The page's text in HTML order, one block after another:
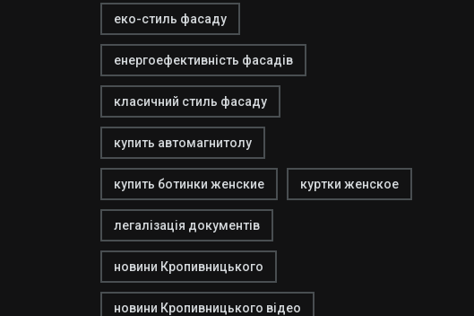
еко-стиль фасаду
енергоефективність фасадів
класичний стиль фасаду
купить автомагнитолу
купить ботинки женские куртки женское
легалізація документів
новини Кропивницького
новини Кропивницького відео